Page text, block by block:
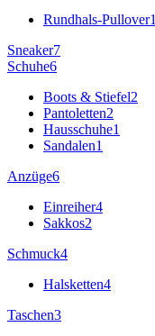
Rundhals-Pullover1
Sneaker7
Schuhe6
Boots & Stiefel2
Pantoletten2
Hausschuhe1
Sandalen1
Anzüge6
Einreiher4
Sakkos2
Schmuck4
Halsketten4
Taschen3